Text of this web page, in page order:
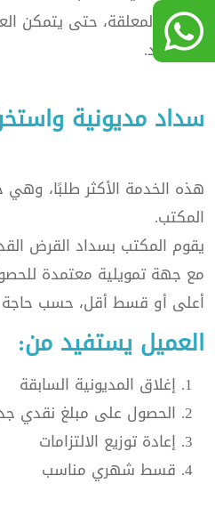
المالية المعلقة، حتى يتمكن
من جديد.
سداد مديونية
هذه الخدمة الأكثر طلبًا،
المكتب.
يقوم المكتب بسداد القرض
مع جهة تمويلية معتمدة
أعلى أو قسط أقل، حسب حاجة
العميل يستفيد من:
إغلاق المديونية السابقة
الحصول على مبلغ نقدي
إعادة توزيع الالتزامات
قسط شهري مناسب